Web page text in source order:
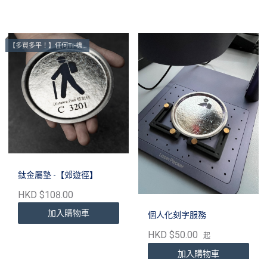
【多買多平！】任何Ti-標距柱墊
鈦金屬墊 -【郊遊徑】
HKD $108.00
加入購物車 個人化刻字服務
HKD $50.00 起
加入購物車